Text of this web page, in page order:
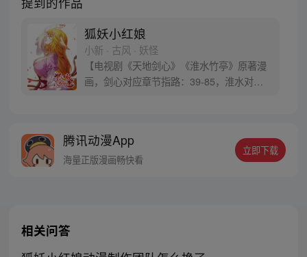
狐妖小红娘
小新 · 古风 · 妖怪
【电视剧《天地剑心》《淮水竹亭》原著漫
画，剑心对应章节指路：39-85，淮水对应
腾讯动漫App
海量正版漫画畅快看
立即下载
相关问答